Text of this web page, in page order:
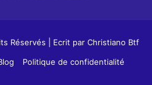
Réservés | Ecrit par Christiano Btf
Politique de confidentialité